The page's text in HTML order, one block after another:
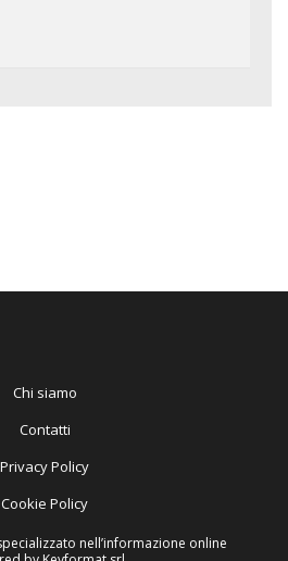
Chi siamo
Contatti
Privacy Policy
Cookie Policy
nell’informazione online